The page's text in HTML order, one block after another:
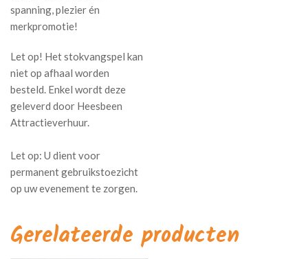
spanning, plezier én
merkpromotie!
Let op! Het stokvangspel kan
niet op afhaal worden
besteld. Enkel wordt deze
geleverd door Heesbeen
Attractieverhuur.
Gerelateerde producten